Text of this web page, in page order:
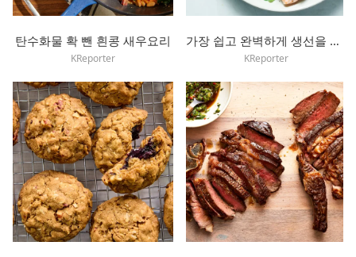
탄수화물 확 뺀 흰콩 새우요리
KReporter
가장 쉽고 완벽하게 생선을 조리하는 팁
KReporter